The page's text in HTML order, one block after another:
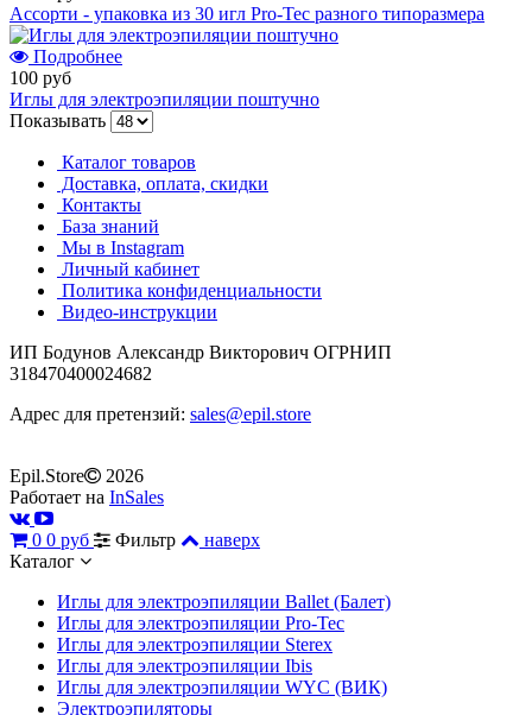
Ассорти - упаковка из 30 игл Pro-Tec разного типоразмера
Подробнее
100 руб
Иглы для электроэпиляции поштучно
Показывать
Каталог товаров
Доставка, оплата, скидки
Контакты
База знаний
Мы в Instagram
Личный кабинет
Политика конфиденциальности
Видео-инструкции
ИП Бодунов Александр Викторович ОГРНИП
318470400024682
Адрес для претензий: sales@epil.store
Epil.Store
2026
Работает на InSales
0 0 руб Фильтр
наверх
Каталог
Иглы для электроэпиляции Ballet (Балет)
Иглы для электроэпиляции Pro-Tec
Иглы для электроэпиляции Sterex
Иглы для электроэпиляции Ibis
Иглы для электроэпиляции WYC (ВИК)
Электроэпиляторы